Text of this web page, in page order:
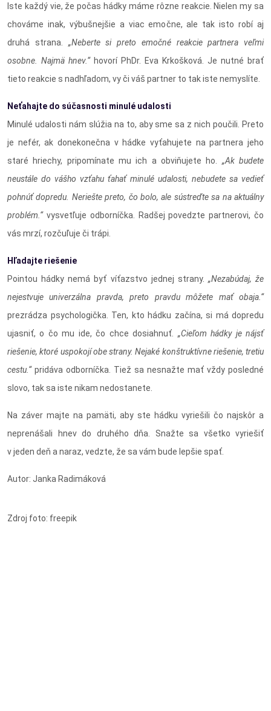
Iste každý vie, že počas hádky máme rôzne reakcie. Nielen my sa
chováme inak, výbušnejšie a viac emočne, ale tak isto robí aj
druhá strana.
„Neberte si preto emočné reakcie partnera veľmi
osobne. Najmä hnev.“ hovorí PhDr. Eva Krkošková. Je nutné brať
tieto reakcie s nadhľadom, vy či váš partner to tak iste nemyslíte.
Neťahajte do súčasnosti minulé udalosti
Minulé udalosti nám slúžia na to, aby sme sa z nich poučili. Preto
je nefér, ak donekonečna v hádke vyťahujete na partnera jeho
staré hriechy, pripomínate mu ich a obviňujete ho.
„Ak budete
neustále do vášho vzťahu ťahať minulé udalosti, nebudete sa vedieť
pohnúť dopredu. Neriešte preto, čo bolo, ale sústreďte sa na aktuálny
problém.“ vysvetľuje odborníčka. Radšej povedzte partnerovi, čo
vás mrzí, rozčuľuje či trápi.
Hľadajte riešenie
Pointou hádky nemá byť víťazstvo jednej strany. „Nezabúdaj, že
nejestvuje univerzálna pravda, preto pravdu môžete mať obaja.“
prezrádza psychologička. Ten, kto hádku začína, si má dopredu
ujasniť, o čo mu ide, čo chce dosiahnuť. „Cieľom hádky je nájsť
riešenie, ktoré uspokojí obe strany. Nejaké konštruktívne riešenie, tretiu
cestu.“pridáva odborníčka. Tiež sa nesnažte mať vždy posledné
slovo, tak sa iste nikam nedostanete.
Na záver majte na pamäti, aby ste hádku vyriešili čo najskôr a
neprenášali hnev do druhého dňa. Snažte sa všetko vyriešiť
v jeden deň a naraz, vedzte, že sa vám bude lepšie spať.
Autor: Janka Radimáková
Zdroj foto: freepik